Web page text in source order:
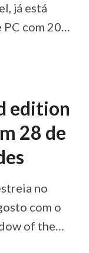
já está
com 20
28 de
no
com o
of the